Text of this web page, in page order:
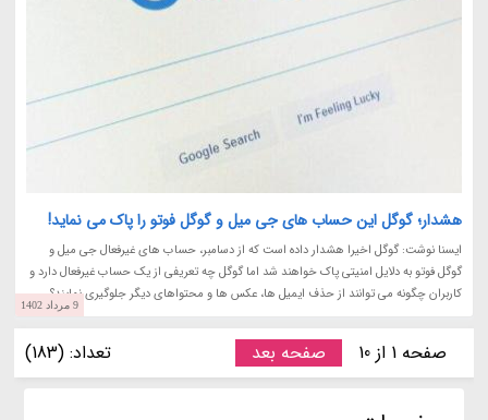
هشدار؛ گوگل این حساب های جی میل و گوگل فوتو را پاک می نماید!
ایسنا نوشت: گوگل اخیرا هشدار داده است که از دسامبر، حساب های غیرفعال جی میل و
گوگل فوتو به دلایل امنیتی پاک خواهند شد اما گوگل چه تعریفی از یک حساب غیرفعال دارد و
کاربران چگونه می توانند از حذف ایمیل ها، عکس ها و محتواهای دیگر جلوگیری نمایند؟
9 مرداد 1402
صفحه 1 از 10 صفحه بعد تعداد: (183)